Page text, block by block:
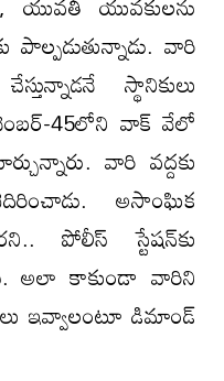
పాల్పడుతున్నాడు. వారి
స్థానికులు
నెంబర్-45లోని వాక్ వేలో
వారి వద్దకు
అసాంఘిక
పోలీస్ స్టేషన్‌కు
అలా కాకుండా వారిని
ఇవ్వాలంటూ డిమాండ్